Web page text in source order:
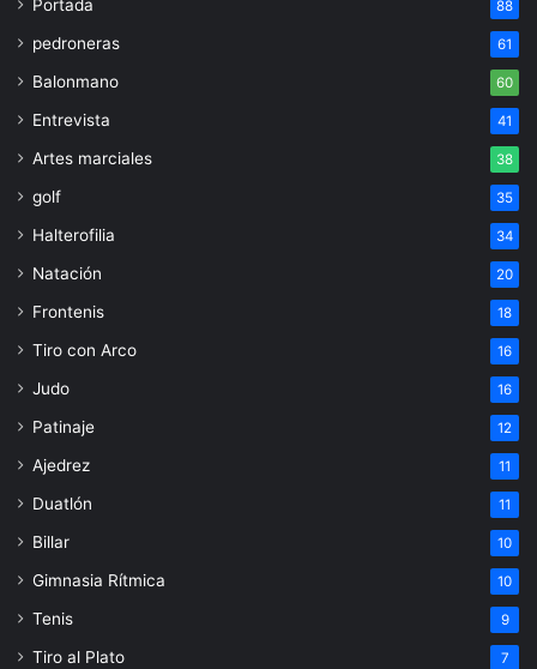
Portada 88
pedroneras 61
Balonmano 60
Entrevista 41
Artes marciales 38
golf 35
Halterofilia 34
Natación 20
Frontenis 18
Tiro con Arco 16
Judo 16
Patinaje 12
Ajedrez 11
Duatlón 11
Billar 10
Gimnasia Rítmica 10
Tenis 9
Tiro al Plato 7